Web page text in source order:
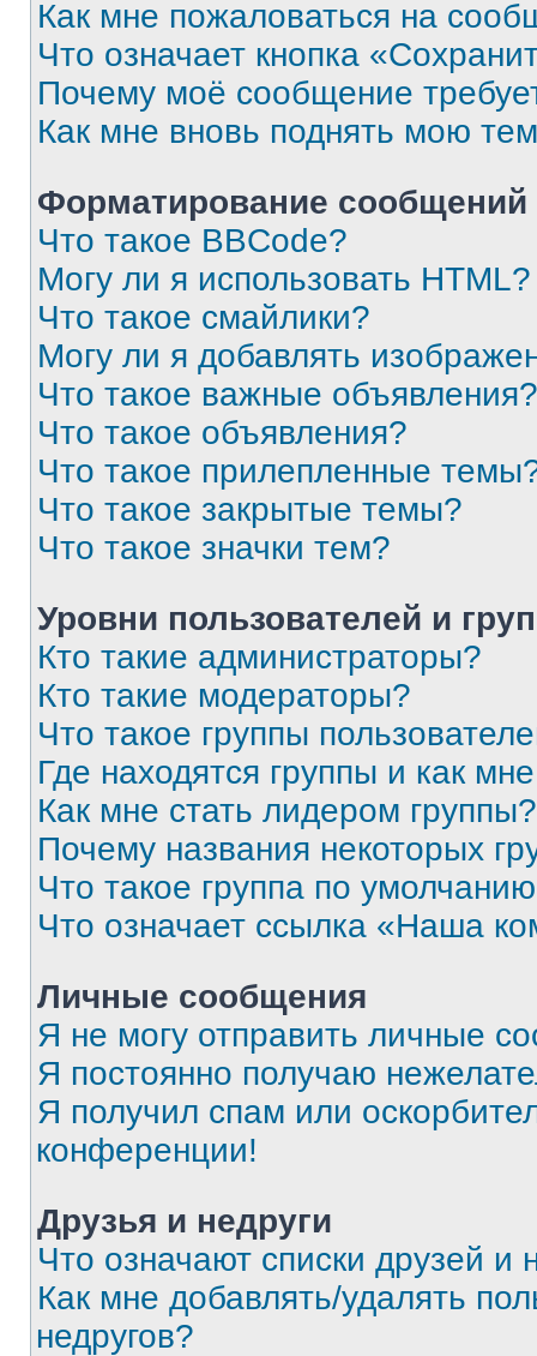
Как мне пожаловаться на
Что означает кнопка
Почему моё сообщение
Как мне вновь поднять мою
Форматирование
Что такое BBCode?
Могу ли я использовать HTML?
Что такое смайлики?
Могу ли я добавлять
Что такое важные объявления?
Что такое объявления?
Что такое прилепленные
Что такое закрытые темы?
Что такое значки тем?
Уровни пользователей и
Кто такие администраторы?
Кто такие модераторы?
Что такое группы
Где находятся группы и как
Как мне стать лидером группы?
Почему названия некоторых
Что такое группа по
Что означает ссылка «Наша
Личные сообщения
Я не могу отправить личные
Я постоянно получаю
Я получил спам или
конференции!
Друзья и недруги
Что означают списки друзей и
Как мне добавлять/удалять
недругов?